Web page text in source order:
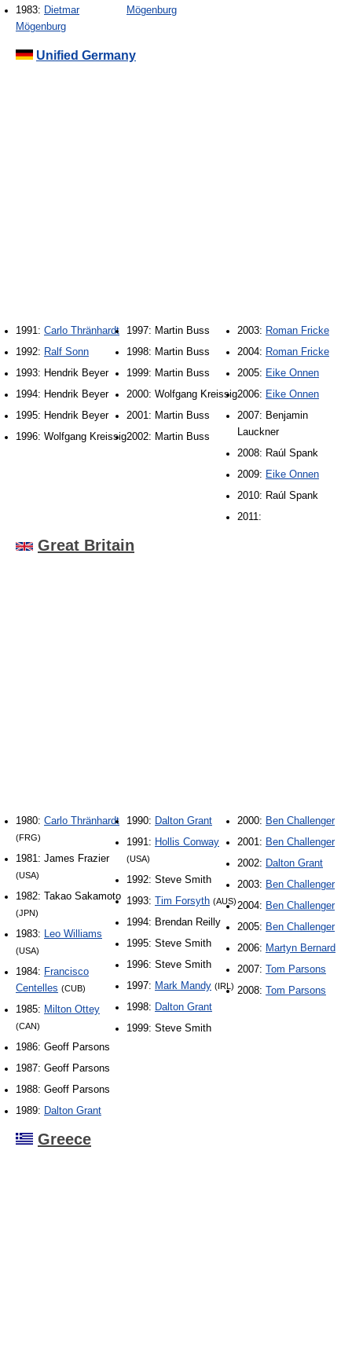
1983: Dietmar
Mögenburg
Mögenburg
Unified Germany
1991: Carlo Thränhardt
1992: Ralf Sonn
1993: Hendrik Beyer
1994: Hendrik Beyer
1995: Hendrik Beyer
1996: Wolfgang Kreissig
1997: Martin Buss
1998: Martin Buss
1999: Martin Buss
2000: Wolfgang Kreissig
2001: Martin Buss
2002: Martin Buss
2003: Roman Fricke
2004: Roman Fricke
2005: Eike Onnen
2006: Eike Onnen
2007: Benjamin
Lauckner
2008: Raúl Spank
2009: Eike Onnen
2010: Raúl Spank
2011:
Great Britain
1980: Carlo Thränhardt
(FRG)
1981: James Frazier
(USA)
1982: Takao Sakamoto
(JPN)
1983: Leo Williams
(USA)
1984: Francisco
Centelles (CUB)
1985: Milton Ottey
(CAN)
1986: Geoff Parsons
1987: Geoff Parsons
1988: Geoff Parsons
1989: Dalton Grant
1990: Dalton Grant
1991: Hollis Conway
(USA)
1992: Steve Smith
1993:
Tim Forsyth (AUS)
1994: Brendan Reilly
1995: Steve Smith
1996: Steve Smith
1997: Mark Mandy (IRL)
1998: Dalton Grant
1999: Steve Smith
2000: Ben Challenger
2001: Ben Challenger
2002: Dalton Grant
2003: Ben Challenger
2004: Ben Challenger
2005: Ben Challenger
2006: Martyn Bernard
2007:
Tom Parsons
2008:
Tom Parsons
Greece